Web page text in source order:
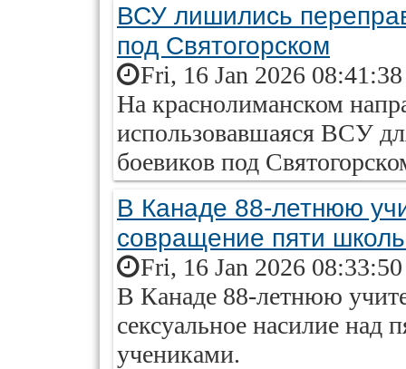
ВСУ лишились
под Святогорском
Fri, 16 Jan 2026
На краснолиманском
использовавшаяся ВСУ
боевиков под
В Канаде 88-летнюю
совращение пяти
Fri, 16 Jan 2026
В Канаде 88-летнюю
сексуальное насилие
учениками.